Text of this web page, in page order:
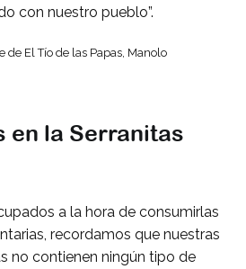
con nuestro pueblo”.
de El Tío de las Papas, Manolo
en la Serranitas
a la hora de consumirlas
recordamos que nuestras
no contienen ningún tipo de